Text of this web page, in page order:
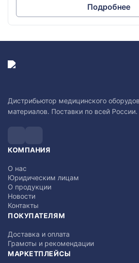
Подробнее
Дистрибьютор медицинского
материалов. Поставки по всей России.
КОМПАНИЯ
О нас
Юридическим лицам
О продукции
Новости
Контакты
ПОКУПАТЕЛЯМ
Доставка и оплата
Грамоты и рекомендации
МАРКЕТПЛЕЙСЫ